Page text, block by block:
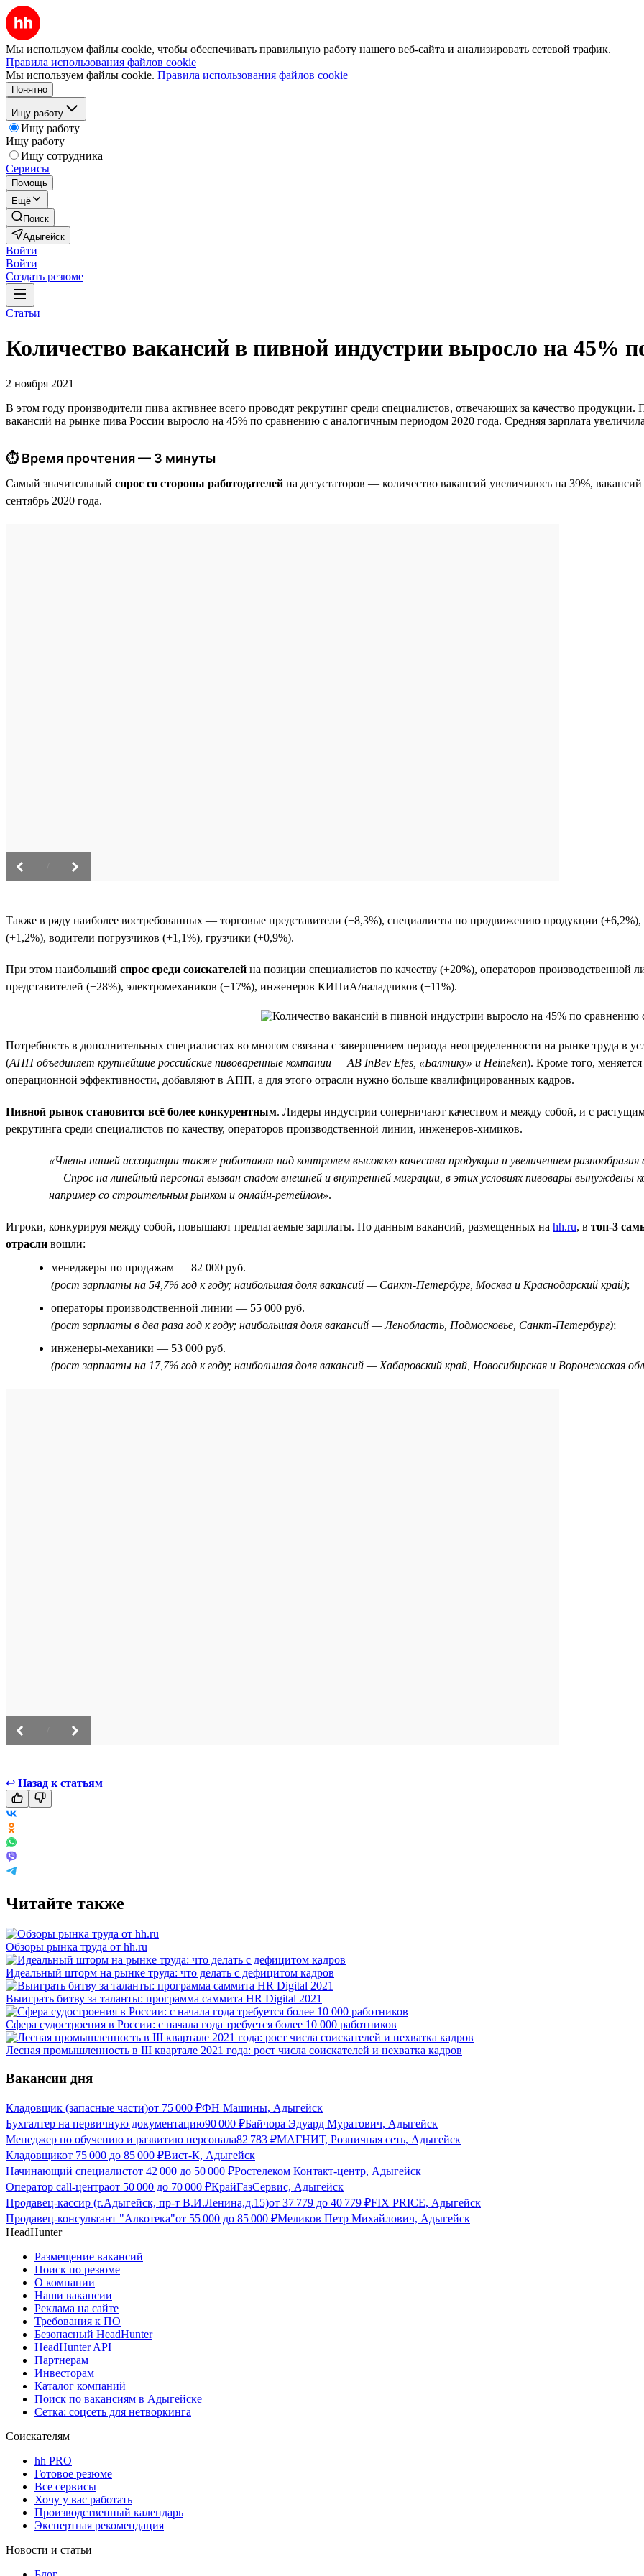
Мы используем файлы cookie, чтобы обеспечивать правильную работу нашего веб-сайта и анализировать сетевой трафик.
Правила использования файлов cookie
Мы используем файлы cookie. Правила использования файлов cookie
Понятно
Ищу работу
Ищу работу
Ищу работу
Ищу сотрудника
Сервисы
Помощь
Ещё
Поиск
Адыгейск
Войти
Войти
Создать резюме
Статьи
Количество вакансий в пивной индустрии выросло на 45%
2 ноября 2021
В этом году производители пива активнее всего проводят рекрутинг среди специалистов, отвечающих за качество продукции.
вакансий на рынке пива России выросло на 45% по сравнению с аналогичным периодом 2020 года. Средняя зарплата
⏱ Время прочтения — 3 минуты
Самый значительный спрос со стороны работодателей на дегустаторов — количество вакансий увеличилось на 39%,
сентябрь 2020 года.
Также в ряду наиболее востребованных — торговые представители (+8,3%), специалисты по продвижению продукции
(+1,2%), водители погрузчиков (+1,1%), грузчики (+0,9%).
При этом наибольший спрос среди соискателей на позиции специалистов по качеству (+20%), операторов
представителей (−28%), электромехаников (−17%), инженеров КИПиА/наладчиков (−11%).
Потребность в дополнительных специалистах во многом связана с завершением периода неопределенности на рынке труда в
(АПП объединяет крупнейшие российские пивоваренные компании — AB InBev Efes, «Балтику» и Heineken). Кроме того,
операционной эффективности, добавляют в АПП, а для этого отрасли нужно больше квалифицированных кадров.
Пивной рынок становится всё более конкурентным. Лидеры индустрии соперничают качеством и между собой, и с
рекрутинга среди специалистов по качеству, операторов производственной линии, инженеров-химиков.
«Члены нашей ассоциации также работают над контролем высокого качества продукции и увеличением разнообразия
— Спрос на линейный персонал вызван спадом внешней и внутренней миграции, в этих условиях пивовары вынуждены
например со строительным рынком и онлайн-ретейлом».
Игроки, конкурируя между собой, повышают предлагаемые зарплаты. По данным вакансий, размещенных на hh.ru, в топ-3
отрасли вошли:
менеджеры по продажам — 82 000 руб.
(рост зарплаты на 54,7% год к году; наибольшая доля вакансий — Санкт-Петербург, Москва и Краснодарский край);
операторы производственной линии — 55 000 руб.
(рост зарплаты в два раза год к году; наибольшая доля вакансий — Ленобласть, Подмосковье, Санкт-Петербург);
инженеры-механики — 53 000 руб.
(рост зарплаты на 17,7% год к году; наибольшая доля вакансий — Хабаровский край, Новосибирская и Воронежская
↩ Назад к статьям
Читайте также
Обзоры рынка труда от hh.ru
Идеальный шторм на рынке труда: что делать с дефицитом кадров
Выиграть битву за таланты: программа саммита HR Digital 2021
Сфера судостроения в России: с начала года требуется более 10 000 работников
Лесная промышленность в III квартале 2021 года: рост числа соискателей и нехватка кадров
Вакансии дня
Кладовщик (запасные части)от 75 000 ₽ФН Машины, Адыгейск
Бухгалтер на первичную документацию90 000 ₽Байчора Эдуард Муратович, Адыгейск
Менеджер по обучению и развитию персонала82 783 ₽МАГНИТ, Розничная сеть, Адыгейск
Кладовщикот 75 000 до 85 000 ₽Вист-К, Адыгейск
Начинающий специалистот 42 000 до 50 000 ₽Ростелеком Контакт-центр, Адыгейск
Оператор call-центраот 50 000 до 70 000 ₽КрайГазСервис, Адыгейск
Продавец-кассир (г.Адыгейск, пр-т В.И.Ленина,д.15)от 37 779 до 40 779 ₽FIX PRICE, Адыгейск
Продавец-консультант "Алкотека"от 55 000 до 85 000 ₽Меликов Петр Михайлович, Адыгейск
HeadHunter
Размещение вакансий
Поиск по резюме
О компании
Наши вакансии
Реклама на сайте
Требования к ПО
Безопасный HeadHunter
HeadHunter API
Партнерам
Инвесторам
Каталог компаний
Поиск по вакансиям в Адыгейске
Сетка: соцсеть для нетворкинга
Соискателям
hh PRO
Готовое резюме
Все сервисы
Хочу у вас работать
Производственный календарь
Экспертная рекомендация
Новости и статьи